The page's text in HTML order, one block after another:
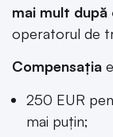
mai mult după
operatorul de
Compensaţia
250 EUR
mai puţin;